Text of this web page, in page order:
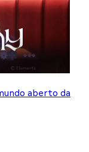
aberto da